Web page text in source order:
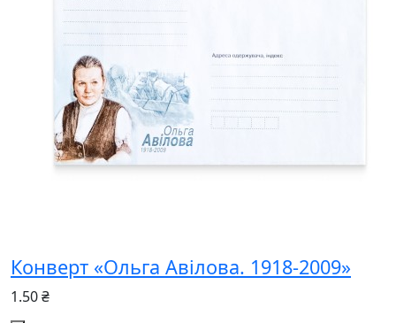
Конверт «Ольга Авілова. 1918-2009»
1.50 ₴